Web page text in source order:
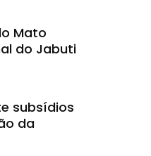
Mato
do Jabuti
subsídios
da